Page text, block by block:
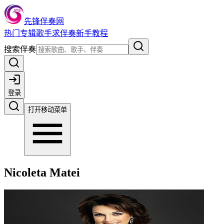
先锋伴奏网
热门 专辑歌手求伴奏新手教程
搜索伴奏
登录
打开移动菜单
Nicoleta Matei